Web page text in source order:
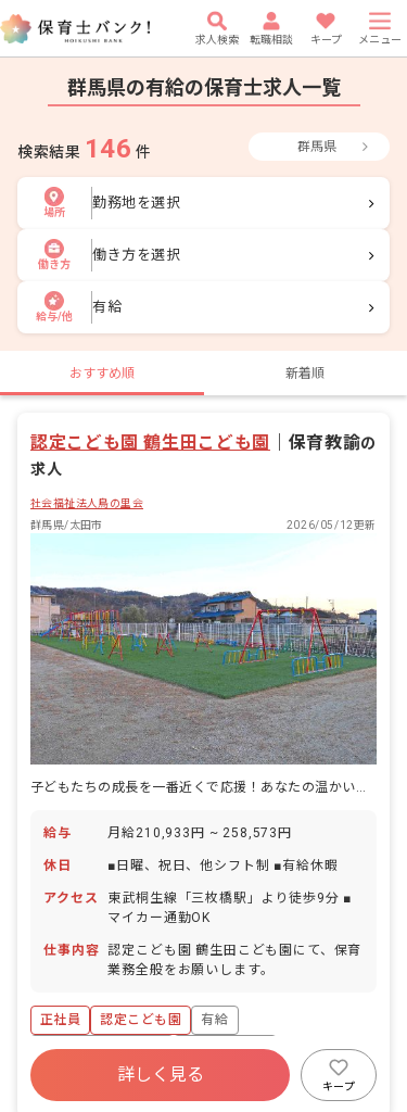
求人検索 転職相談 キープ メニュー
群馬県の有給の保育士求人一覧
検索結果 146 件 群馬県
場所
勤務地を選択
働き方
働き方を選択
給与/他
有給
おすすめ順 新着順
認定こども園 鶴生田こども園 保育教諭の
求人
社会福祉法人鳥の里会
群馬県/太田市
2026/05/12更新
子どもたちの成長を一番近くで応援！あなたの温かい心が輝く保育園
給与 月給210,933円 ~ 258,573円
休日 ■日曜、祝日、他シフト制 ■有給休暇
アクセス
東武桐生線「三枚橋駅」より徒歩9分 ■
マイカー通勤OK
仕事内容 認定こども園 鶴生田こども園にて、保育
業務全般をお願いします。
正社員 認定こども園
有給
ボーナス・賞与あり
社会保険完備
昇給昇進あり
産休育休制度
詳しく見る
キープ